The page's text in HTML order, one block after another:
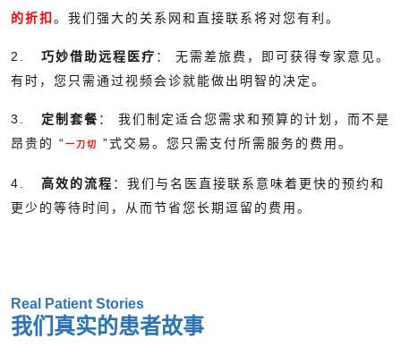
的折扣 。我们强大的关系网和直接联系将对您有利。
2. 巧妙借助远程医疗 ： 无需差旅费，即可获得专家意见。
有时，您只需通过视频会诊就能做出明智的决定。
3. 定制套餐 ： 我们制定适合您需求和预算的计划，而不是
昂贵的 “一刀切 ”式交易。您只需支付所需服务的费用。
4. 高效的流程 ：我们与名医直接联系意味着更快的预约和
更少的等待时间，从而节省您长期逗留的费用。
Real Patient Stories
我们真实的患者故事